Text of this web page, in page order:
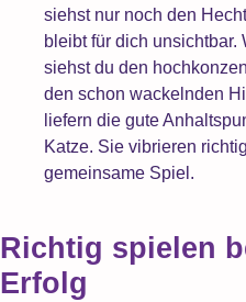
siehst nur noch den
bleibt für dich
siehst du den
den schon wackelnden
liefern die gute
Katze. Sie vibrieren
gemeinsame Spiel.
Richtig spielen
Erfolg